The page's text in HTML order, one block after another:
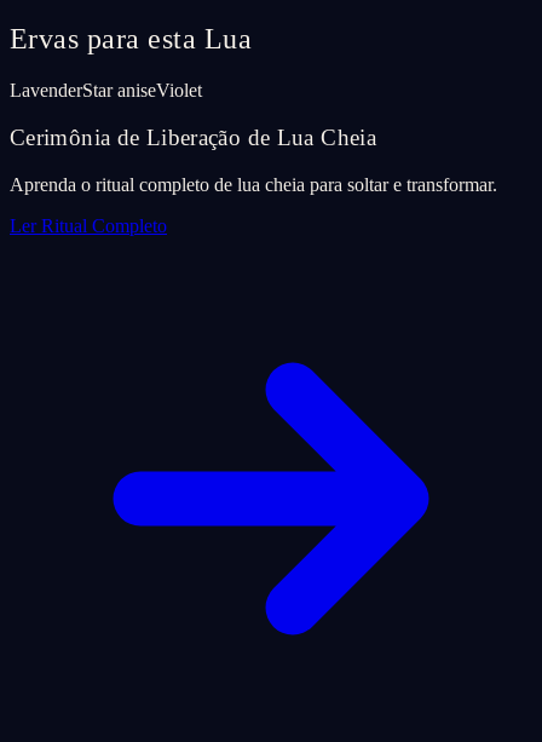
Ervas para esta Lua
LavenderStar aniseViolet
Cerimônia de Liberação de Lua Cheia
Aprenda o ritual completo de lua cheia para soltar e transformar.
Ler Ritual Completo